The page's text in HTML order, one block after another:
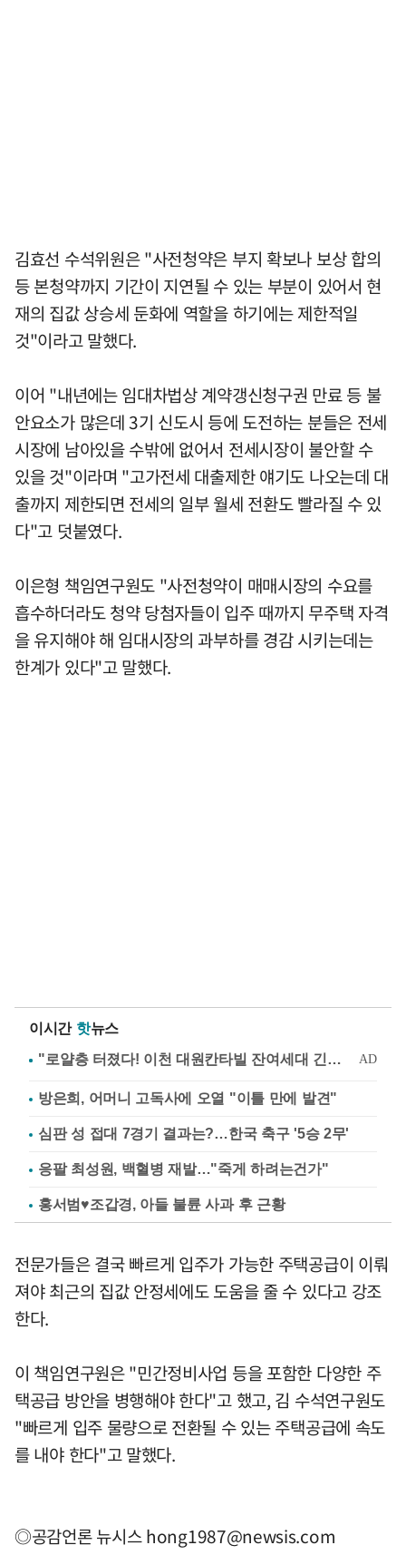
김효선 수석위원은 "사전청약은 부지 확보나 보상 합의
등 본청약까지 기간이 지연될 수 있는 부분이 있어서 현
재의 집값 상승세 둔화에 역할을 하기에는 제한적일
것"이라고 말했다.
이어 "내년에는 임대차법상 계약갱신청구권 만료 등 불
안요소가 많은데 3기 신도시 등에 도전하는 분들은 전세
시장에 남아있을 수밖에 없어서 전세시장이 불안할 수
있을 것"이라며 "고가전세 대출제한 얘기도 나오는데 대
출까지 제한되면 전세의 일부 월세 전환도 빨라질 수 있
다"고 덧붙였다.
이은형 책임연구원도 "사전청약이 매매시장의 수요를
흡수하더라도 청약 당첨자들이 입주 때까지 무주택 자격
을 유지해야 해 임대시장의 과부하를 경감 시키는데는
한계가 있다"고 말했다.
이시간 핫뉴스
방은희, 어머니 고독사에 오열 "이틀 만에 발견"
심판 성 접대 7경기 결과는?…한국 축구 '5승 2무'
응팔 최성원, 백혈병 재발…"죽게 하려는건가"
홍서범♥조갑경, 아들 불륜 사과 후 근황
전문가들은 결국 빠르게 입주가 가능한 주택공급이 이뤄
져야 최근의 집값 안정세에도 도움을 줄 수 있다고 강조
한다.
이 책임연구원은 "민간정비사업 등을 포함한 다양한 주
택공급 방안을 병행해야 한다"고 했고, 김 수석연구원도
"빠르게 입주 물량으로 전환될 수 있는 주택공급에 속도
를 내야 한다"고 말했다.
◎공감언론 뉴시스hong1987@newsis.com